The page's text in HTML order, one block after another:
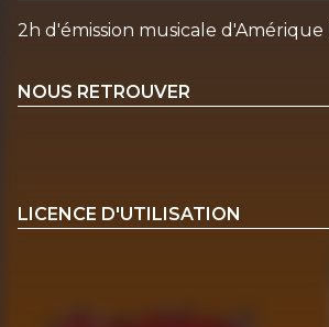
2h d'émission musicale d'Amérique
NOUS RETROUVER
LICENCE D'UTILISATION